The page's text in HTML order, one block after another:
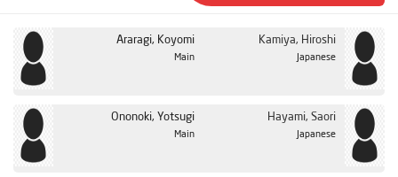
Araragi, Koyomi
Main
Kamiya, Hiroshi
Japanese
Ononoki, Yotsugi
Main
Hayami, Saori
Japanese